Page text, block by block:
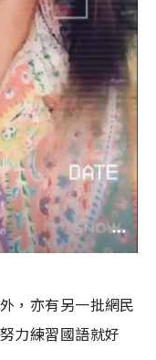
，亦有另一批網民
力練習國語就好